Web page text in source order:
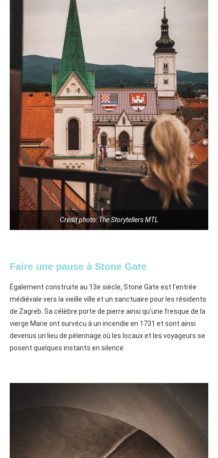
Crédit photo: The Storytellers MTL
Faire une pause à Stone Gate
Également construite au 13e siècle, Stone Gate est l’entrée
médiévale vers la vieille ville et un sanctuaire pour les résidents
de Zagreb. Sa célèbre porte de pierre ainsi qu’une fresque de la
vierge Marie ont survécu à un incendie en 1731 et sont ainsi
devenus un lieu de pèlerinage où les locaux et les voyageurs se
posent quelques instants en silence.